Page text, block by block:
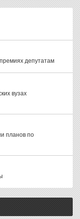
депутатам
вузах
планов по